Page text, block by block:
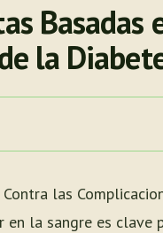
Basadas
la
las
la sangre es clave